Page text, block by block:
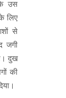
उस
लिए
से
जगी
दुख
की